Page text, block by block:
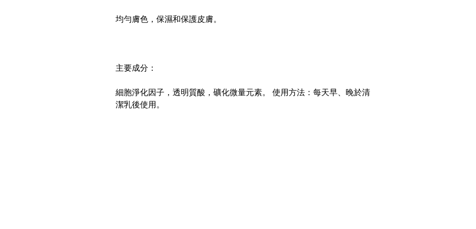
均勻膚色，保濕和保護皮膚。
主要成分：
細胞淨化因子，透明質酸，礦化微量元素。 使用方法：每天早、晚於清
潔乳後使用。